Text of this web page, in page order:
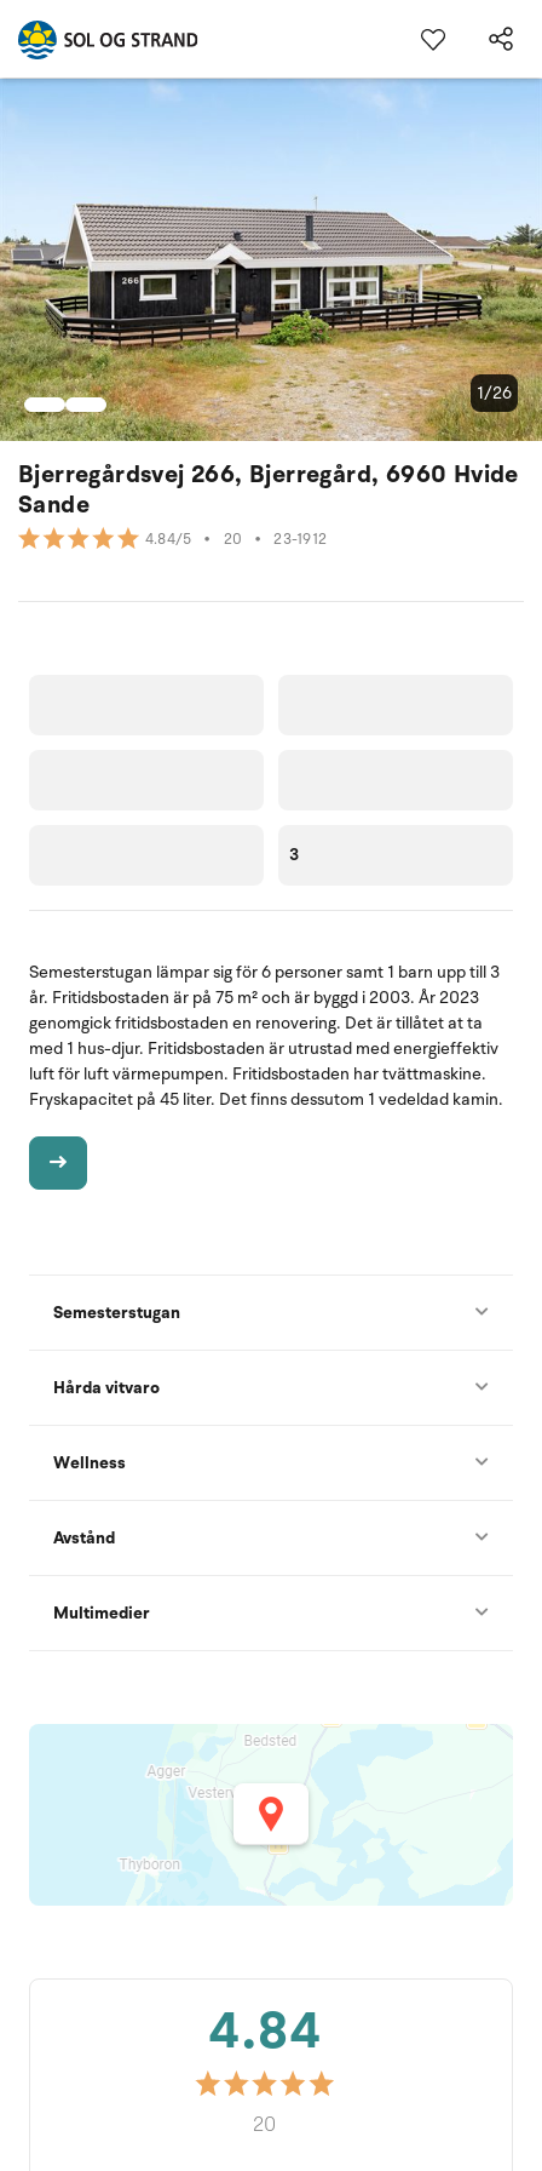
Bjerregårdsvej 266, Bjerregård, 6960 Hvide
Sande
4.84/5 • 20 • 23-1912
1/26
3
Semesterstugan lämpar sig för 6 personer samt 1 barn upp till 3
år. Fritidsbostaden är på 75 m² och är byggd i 2003. År 2023
genomgick fritidsbostaden en renovering. Det är tillåtet at ta
med 1 hus-djur. Fritidsbostaden är utrustad med energieffektiv
luft för luft värmepumpen. Fritidsbostaden har tvättmaskine.
Fryskapacitet på 45 liter. Det finns dessutom 1 vedeldad kamin.
Semesterstugan
Hårda vitvaro
Wellness
Avstånd
Multimedier
4.84
20